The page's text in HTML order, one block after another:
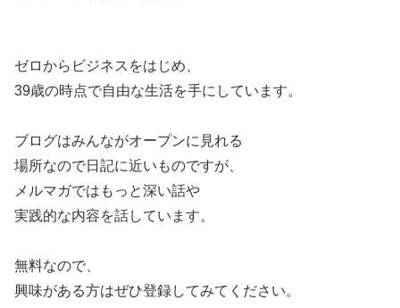
ゼロからビジネスをはじめ、
39歳の時点で自由な生活を手にしています。
ブログはみんながオープンに見れる
場所なので日記に近いものですが、
メルマガではもっと深い話や
実践的な内容を話しています。
無料なので、
興味がある方はぜひ登録してみてください。